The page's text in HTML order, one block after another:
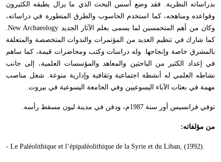
بدراساته النظرية. فقد وضع أسس البحث الذي ما يزال يطبقه الكثيرون
وقواعده ومناهجه، كما استخدم الحاسوب والطرق المتطورة في دراساته،
وكان من أهم المتحمسين لما يسمى بعلم الآثار الجديد New Archaeology.
كما شارك في تنظيم العديد من المؤتمرات والندوات المتخصصة والمتعلقة
بالمشرق خاصة وإنجاحها. وله دراسات وكتب ومحاضرات قيمة، كما ساهم
في إعداد الكثير من الباحثين والمعاهد والمؤسسات العلمية، إلى جانب
نشاطه العلمي له أنشطة اجتماعية وثقافية وإدارية منوعة. شغل مناصب
مهمة في بعثات الآباء اليسوعيين وفي الجامعة اليسوعية في بيروت.
توفي فرانسيس أور سنة 1987م، ودفن في مدينة ليون مسقط رأسه.
من مؤلفاته:
- Le Paléolithique et l‘épipaléolithique de la Syrie et du Liban, (1992).